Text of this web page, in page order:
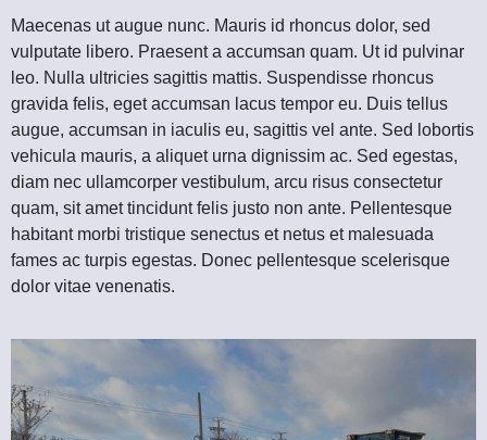
Maecenas ut augue nunc. Mauris id rhoncus dolor, sed
vulputate libero. Praesent a accumsan quam. Ut id pulvinar
leo. Nulla ultricies sagittis mattis. Suspendisse rhoncus
gravida felis, eget accumsan lacus tempor eu. Duis tellus
augue, accumsan in iaculis eu, sagittis vel ante. Sed lobortis
vehicula mauris, a aliquet urna dignissim ac. Sed egestas,
diam nec ullamcorper vestibulum, arcu risus consectetur
quam, sit amet tincidunt felis justo non ante. Pellentesque
habitant morbi tristique senectus et netus et malesuada
fames ac turpis egestas. Donec pellentesque scelerisque
dolor vitae venenatis.